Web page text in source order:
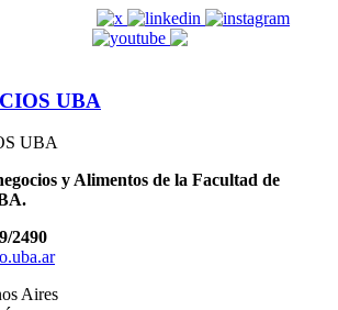
y Alimentos de la Facultad de
2490
Aires